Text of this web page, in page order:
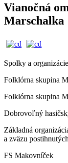
Vianočná
Marschalka
Spolky a organizácie
Folklórna skupina
Folklórna skupina
Dobrovoľný
Základná
a zväzu
FS Makovníček